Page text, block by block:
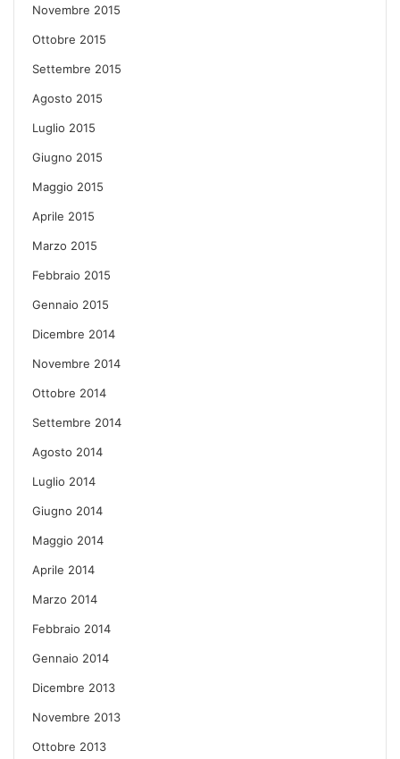
Novembre 2015
Ottobre 2015
Settembre 2015
Agosto 2015
Luglio 2015
Giugno 2015
Maggio 2015
Aprile 2015
Marzo 2015
Febbraio 2015
Gennaio 2015
Dicembre 2014
Novembre 2014
Ottobre 2014
Settembre 2014
Agosto 2014
Luglio 2014
Giugno 2014
Maggio 2014
Aprile 2014
Marzo 2014
Febbraio 2014
Gennaio 2014
Dicembre 2013
Novembre 2013
Ottobre 2013